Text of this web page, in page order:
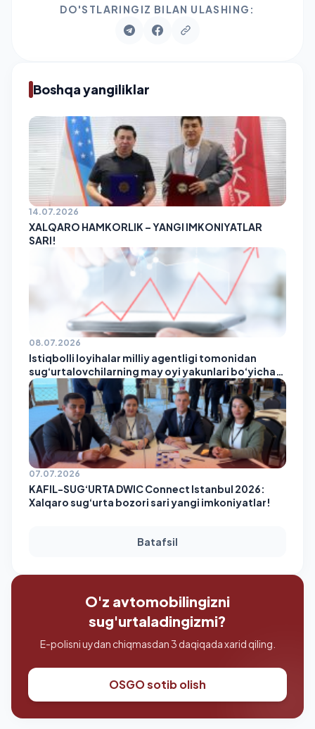
DO'STLARINGIZ BILAN ULASHING:
Boshqa yangiliklar
14.07.2026
XALQARO HAMKORLIK – YANGI IMKONIYATLAR
SARI!
08.07.2026
Istiqbolli loyihalar milliy agentligi tomonidan
sug‘urtalovchilarning may oyi yakunlari bo‘yicha
reytingi e’lon qilindi!
07.07.2026
KAFIL-SUG‘URTA DWIC Connect Istanbul 2026:
Xalqaro sug‘urta bozori sari yangi imkoniyatlar!
Batafsil
O'z avtomobilingizni
sug'urtaladingizmi?
E-polisni uydan chiqmasdan 3 daqiqada xarid qiling.
OSGO sotib olish